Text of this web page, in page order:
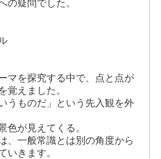
の疑問でした。
マを探究する中で、点と点が
覚えました。
うものだ」という先入観を外
色が見えてくる。
、一般常識とは別の角度から
いきます。